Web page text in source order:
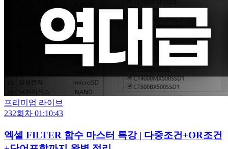
프리미엄 라이브
232회차 01:10:43
엑셀 FILTER 함수 마스터 특강 | 다중조건+OR조건